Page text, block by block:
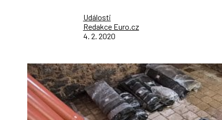
Události
Redakce Euro.cz
4. 2. 2020